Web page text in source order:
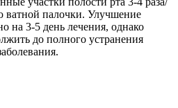
ватной палочки. Улучшение
на 3-5 день лечения, однако
до полного устранения